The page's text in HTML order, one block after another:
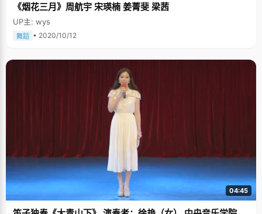
《烟花三月》周航宇 宋瑛楠 姜菁斐 梁茜
UP主: wys
舞蹈 • 2020/10/12
04:45